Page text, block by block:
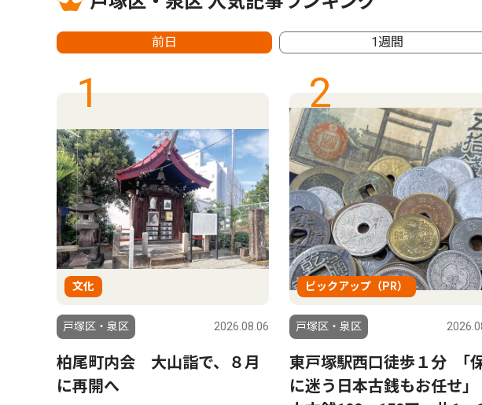
前日 1週間
1
文化
戸塚区・泉区 2026.08.06
柏尾町内会 大山詣で、８月
に再開へ
2
ピックアップ（PR）
戸塚区・泉区
東戸塚駅西口徒歩１分 ｢
に迷う日本古銭もお任せ｣